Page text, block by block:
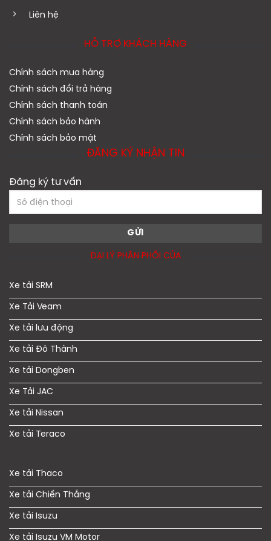
Liên hệ
HỖ TRỢ KHÁCH HÀNG
Chính sách mua hàng
Chính sách đổi trả hàng
Chính sách thanh toán
Chính sách bảo hành
Chính sách bảo mật
ĐĂNG KÝ NHẬN TIN
Đăng ký tư vấn
ĐẠI LÝ PHÂN PHỐI CỦA
Xe tải SRM
Xe Tải Veam
Xe tải lưu động
Xe tải Đô Thành
Xe tải Dongben
Xe Tải JAC
Xe tải Nissan
Xe tải Teraco
Xe tải Thaco
Xe tải Chiến Thắng
Xe tải Isuzu
Xe tải Isuzu VM Motor